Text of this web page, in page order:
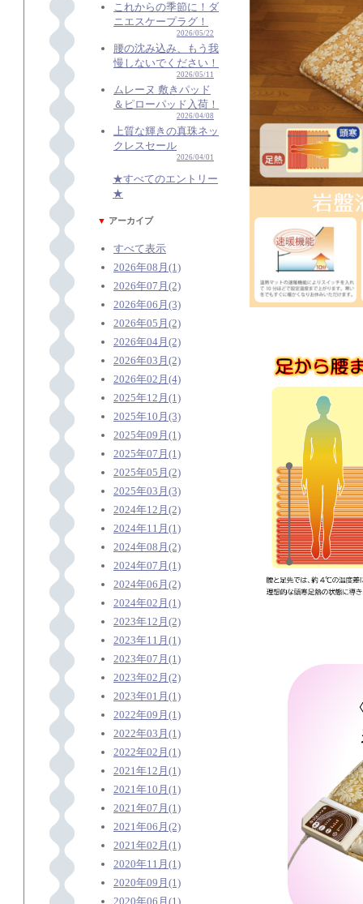
これからの季節に！ダ
ニエスケープラグ！
2026/05/22
腰の沈み込み、もう我
慢しないでください！
2026/05/11
ムレーヌ 敷きパッド
＆ピローパッド入荷！
2026/04/08
上質な輝きの真珠ネッ
クレスセール
2026/04/01
★すべてのエントリー
★
▼ アーカイブ
すべて表示
2026年08月(1)
2026年07月(2)
2026年06月(3)
2026年05月(2)
2026年04月(2)
2026年03月(2)
2026年02月(4)
2025年12月(1)
2025年10月(3)
2025年09月(1)
2025年07月(1)
2025年05月(2)
2025年03月(3)
2024年12月(2)
2024年11月(1)
2024年08月(2)
2024年07月(1)
2024年06月(2)
2024年02月(1)
2023年12月(2)
2023年11月(1)
2023年07月(1)
2023年02月(2)
2023年01月(1)
2022年09月(1)
2022年03月(1)
2022年02月(1)
2021年12月(1)
2021年10月(1)
2021年07月(1)
2021年06月(2)
2021年02月(1)
2020年11月(1)
2020年09月(1)
2020年06月(1)